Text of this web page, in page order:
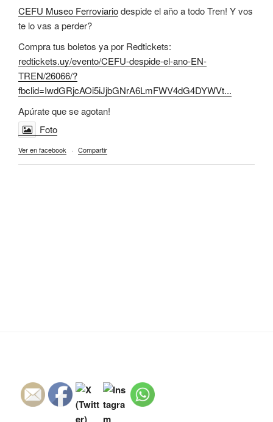
CEFU Museo Ferroviariodespide el año a todo Tren! Y vos
te lo vas a perder?
Compra tus boletos ya por Redtickets:
redtickets.uy/evento/CEFU-despide-el-ano-EN-
TREN/26066/?
fbclid=IwdGRjcAOi5iJjbGNrA6LmFWV4dG4DYWVt...
Apúrate que se agotan!
Foto
Ver en facebook · Compartir